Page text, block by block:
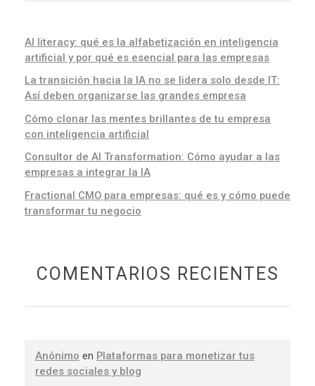
AI literacy: qué es la alfabetización en inteligencia
artificial y por qué es esencial para las empresas
La transición hacia la IA no se lidera solo desde IT:
Así deben organizarse las grandes empresa
Cómo clonar las mentes brillantes de tu empresa
con inteligencia artificial
Consultor de AI Transformation: Cómo ayudar a las
empresas a integrar la IA
Fractional CMO para empresas: qué es y cómo puede
transformar tu negocio
COMENTARIOS RECIENTES
Anónimo en Plataformas para monetizar tus
redes sociales y blog